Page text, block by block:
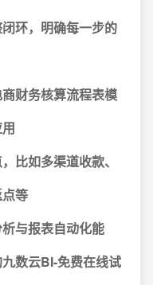
环，明确每一步的
财务核算流程表模
比如多渠道收款、
等
与报表自动化能
数云BI-免费在线试